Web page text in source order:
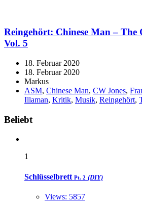
Reingehört: Chinese Man – The
Vol. 5
18. Februar 2020
18. Februar 2020
Markus
ASM, Chinese Man, CW Jones,
Illaman, Kritik, Musik, Reingehört,
Widgets
Beliebt
1
Schlüsselbrett Pt. 2 (DIY)
Views: 5857